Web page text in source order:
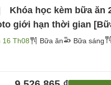
Khóa học kèm bữa ăn
giới hạn thời gian
16 Th08 Bữa ăn Bữa sáng